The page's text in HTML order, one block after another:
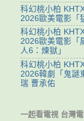
科幻桃小柏
2026歐美電影「
科幻桃小柏
2026歐美電影「
人6：煉獄」
科幻桃小柏
2026韓劇「鬼謎
瑞 曹承佑
一起看電視 台灣